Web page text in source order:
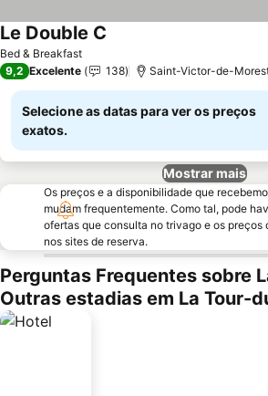
Bed & Breakfast
Le Double C
9,2 Excelente 138 Saint-Victor-de-
Selecione as datas para ver os preços
exatos.
Mostrar mais
Os preços e a disponibilidade que
mudam frequentemente. Como tal, pode
ofertas que consulta no trivago e os preços
nos sites de reserva.
Perguntas Frequentes sobre
Outras estadias em La Tour-